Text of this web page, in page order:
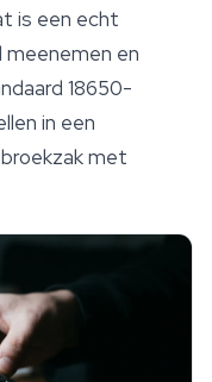
is een echt
en
18650-
in een
met